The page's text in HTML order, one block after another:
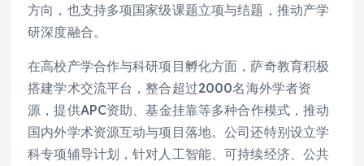
方向，也支持多项国家级课题立项与结题，推动产学
研深度融合。
在高校产学合作与科研项目孵化方面，萨奇教育积极
搭建学术交流平台，整合超过2000名海外学者资
源，提供APC资助、基金挂靠等多种合作模式，推动
国内外学术资源互动与项目落地。公司还特别设立学
科专项辅导计划，针对人工智能、可持续经济、公共